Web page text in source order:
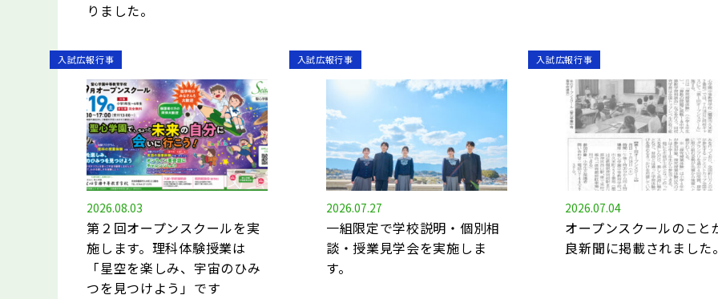
りました。
入試広報行事
2026.08.03
第２回オープンスクールを実
施します。理科体験授業は
「星空を楽しみ、宇宙のひみ
つを見つけよう」です
入試広報行事
2026.07.27
一組限定で学校説明・個別相
談・授業見学会を実施しま
す。
入試広報行事
2026.07.04
オープンスクールのこと
良新聞に掲載されました